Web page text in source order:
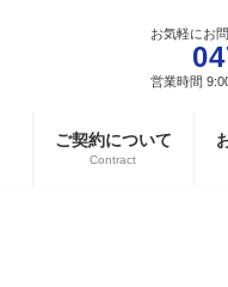
お気軽にお
営業時間
ご契約について
Contract